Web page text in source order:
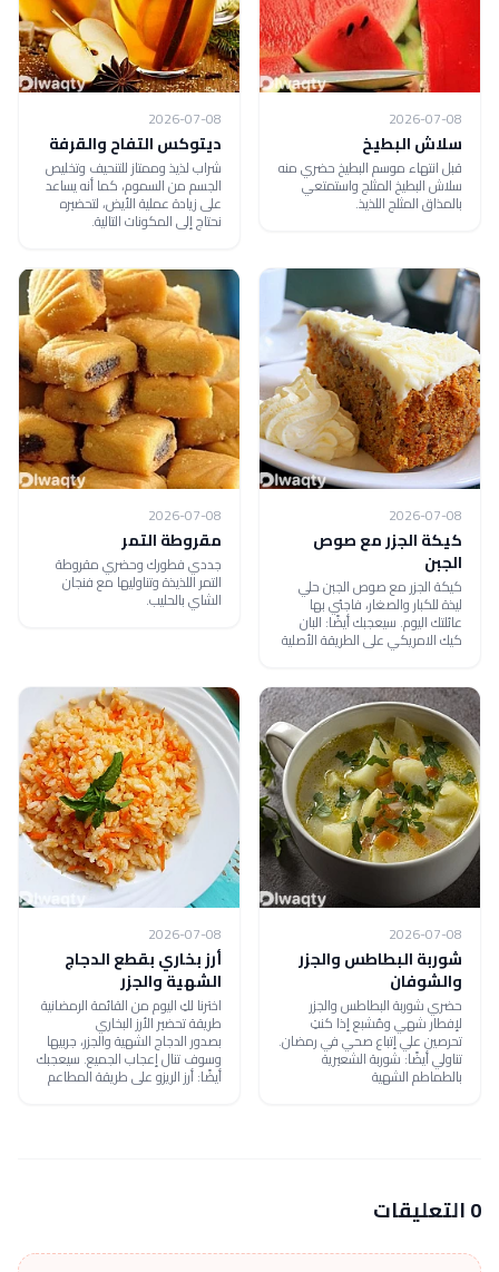
2026-07-08
سلاش البطيخ
قبل انتهاء موسم البطيخ حضري منه
سلاش البطيخ المثلج واستمتعي
بالمذاق المثلج اللذيذ.
2026-07-08
ديتوكس التفاح والقرفة
شراب لذيذ وممتاز للتنحيف وتخليص
الجسم من السموم، كما أنه يساعد
على زيادة عملية الأيض، لتحضيره
نحتاج إلى المكونات التالية.
2026-07-08
كيكة الجزر مع صوص
الجبن
كيكة الجزر مع صوص الجبن حلي
ليذة للكبار والصغار، فاجئي بها
عائلتك اليوم. سيعجبك أيضًا: البان
كيك الامريكي على الطريقة الأصلية
2026-07-08
مقروطة التمر
جددي فطورك وحضري مقروطة
التمر اللذيذة وتناوليها مع فنجان
الشاي بالحليب.
2026-07-08
شوربة البطاطس والجزر
والشوفان
حضري شوربة البطاطس والجزر
لإفطار شهي ومُشبع إذا كنتِ
تحرصين علي إتباع صحي في رمضان.
تناولي أيضًا: شوربة الشعيرية
بالطماطم الشهية
2026-07-08
أرز بخاري بقطع الدجاج
الشهية والجزر
اخترنا لكِ اليوم من القائمة الرمضانية
طريقة تحضير الأرز البخاري
بصدور الدجاج الشهية والجزر، جربيها
وسوف تنال إعجاب الجميع. سيعجبك
أيضًا: أرز الريزو على طريقة المطاعم
0 التعليقات